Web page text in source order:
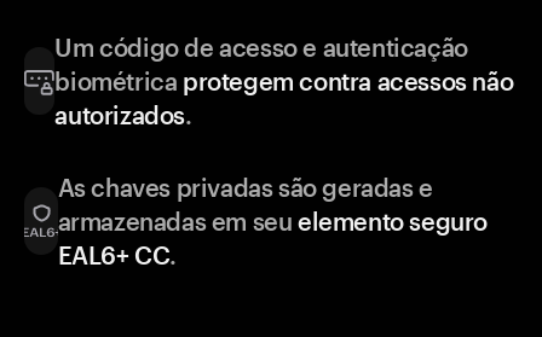
Um código de acesso e autenticação
biométrica protegem contra acessos não
autorizados.
As chaves privadas são geradas e
armazenadas em seu elemento seguro
EAL6+ CC.